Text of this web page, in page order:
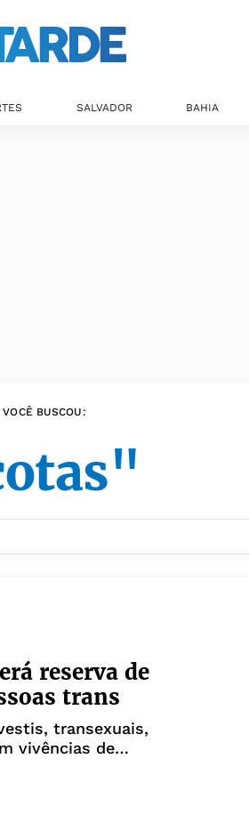
SALVADOR BAHIA
VOCÊ BUSCOU:
reserva de
trans
transexuais,
vivências de